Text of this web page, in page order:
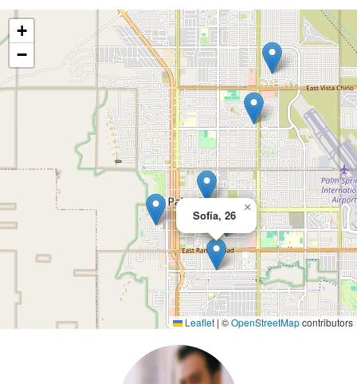
Sofía, 26
×
+
−
Leaflet | ©OpenStreetMapcontributors